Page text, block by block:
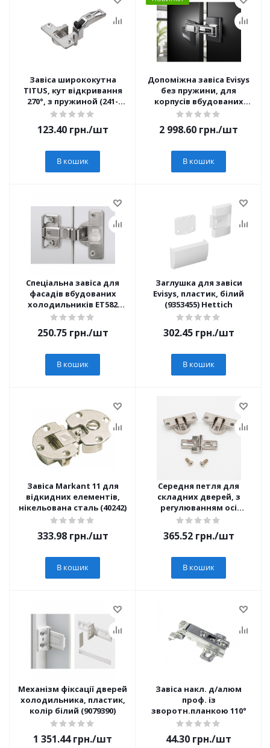
Завіса ширококутна
TITUS, кут відкривання
270°, з пружиной (241-
0043-650)
123.40грн./шт
В кошик
Допоміжна завіса Evisys
без пружини, для
корпусів вбудованих
холодильників, кут 115°
2 998.60 грн./шт
В кошик
Спеціальна завіса для
фасадів вбудованих
холодильників ET582
(72134)
250.75грн./шт
В кошик
Заглушка для завіси
Evisys, пластик, білий
(9353455) Hettich
302.45грн./шт
В кошик
Завіса Markant 11 для
відкидних елементів,
нікельована сталь (40242)
333.98грн./шт
В кошик
Середня петля для
складних дверей, з
регулюванням осі
обертання, під
Hettich
365.52грн./шт
В кошик
Механізм фіксації дверей
холодильника, пластик,
колір білий (9079390)
1 351.44грн./шт
Завіса накл. д/алюм
проф. із
зворотн.планкою 110°
44.30 грн./шт